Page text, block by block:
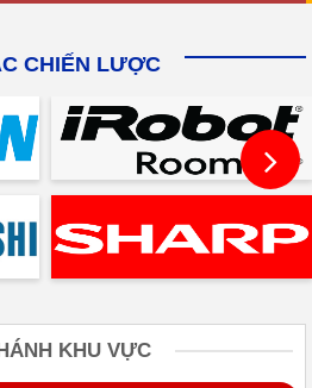
CHIẾN LƯỢC
KHU VỰC